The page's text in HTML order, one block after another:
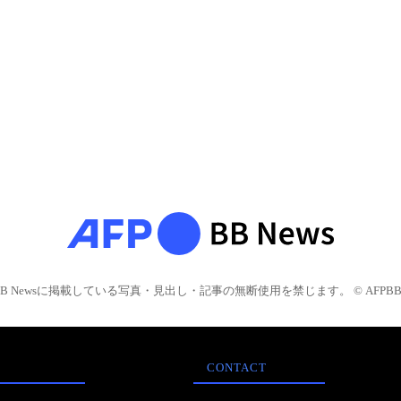
Newsに掲載している写真・見出し・記事の無断使用を禁じます。 © AFPBB
CONTACT